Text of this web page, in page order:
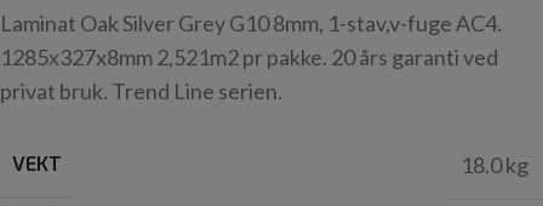
Laminat Oak Silver Grey G10 8mm, 1-stav,v-fuge AC4.
1285x327x8mm 2,521m2 pr pakke. 20 års garanti ved
privat bruk. Trend Line serien.
VEKT 18.0 kg